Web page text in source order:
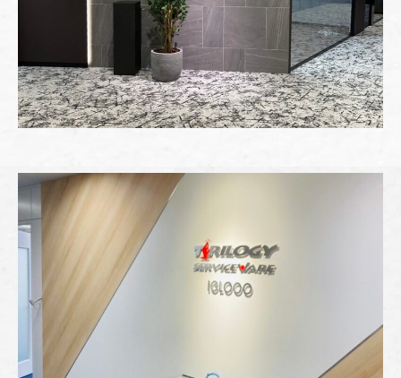
" alt="" />